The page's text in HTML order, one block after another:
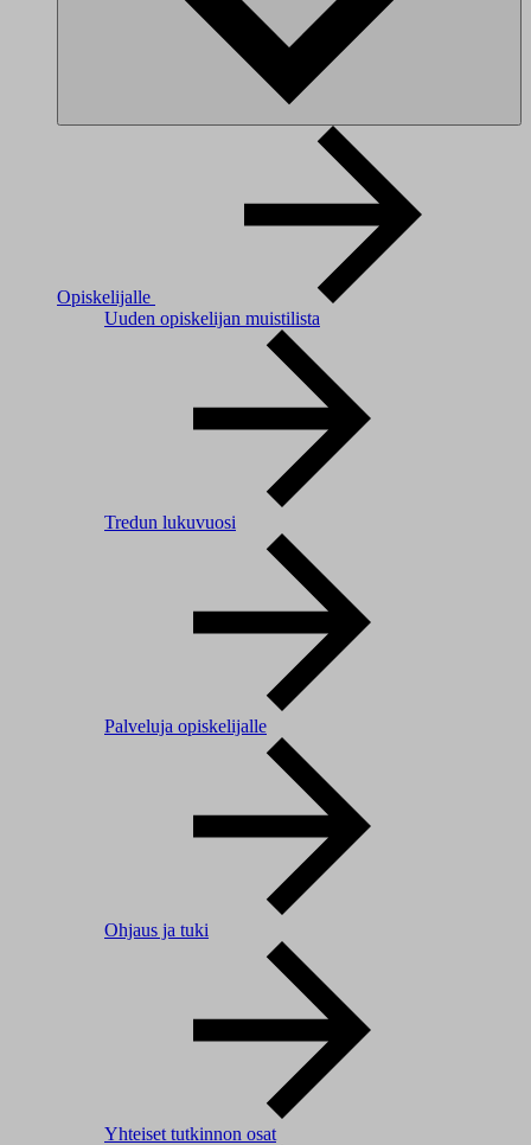
Opiskelijalle
Uuden opiskelijan muistilista
Tredun lukuvuosi
Palveluja opiskelijalle
Ohjaus ja tuki
Yhteiset tutkinnon osat